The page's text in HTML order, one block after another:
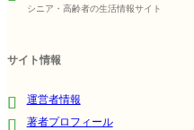
シニア・高齢者の生活情報サイト
サイト情報
運営者情報
著者プロフィール